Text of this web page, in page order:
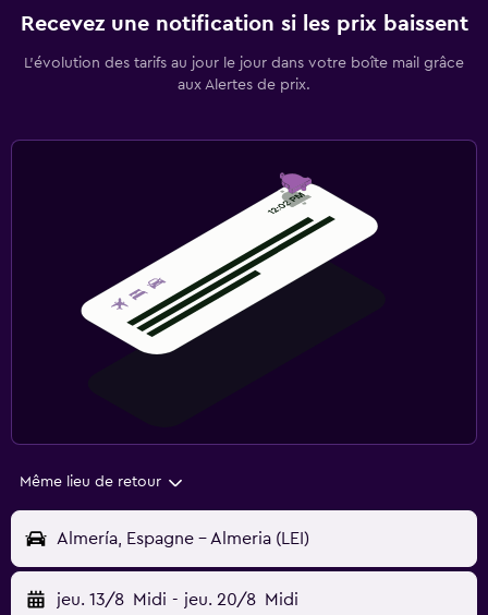
Recevez une notification si les prix baissent
L’évolution des tarifs au jour le jour dans votre boîte mail grâce
aux Alertes de prix.
Même lieu de retour
Almería, Espagne - Almeria (LEI)
jeu. 13/8 Midi - jeu. 20/8 Midi